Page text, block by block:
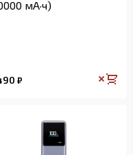
мА·ч)
₽